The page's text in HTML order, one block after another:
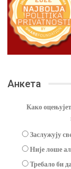
Анкета
Како
Заслужују
Није лоше
Требало би